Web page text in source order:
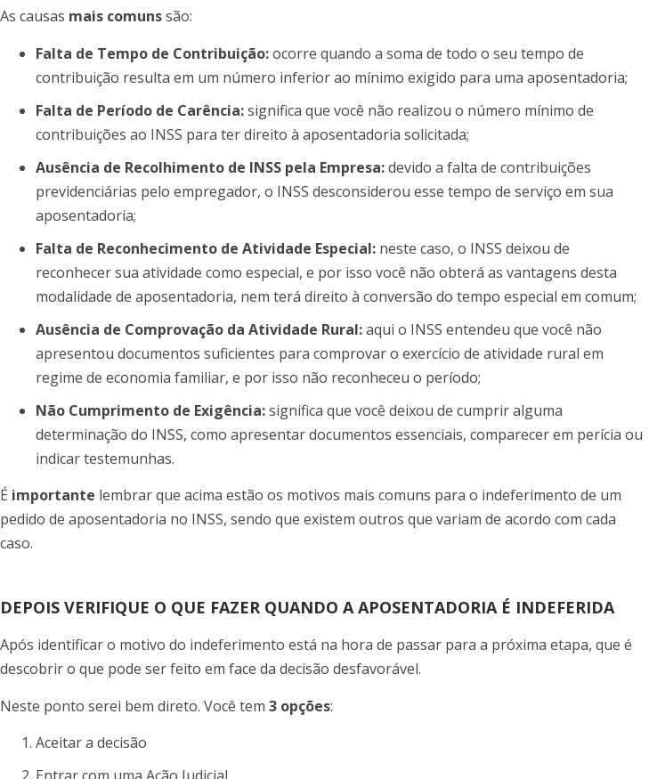
As causas mais comunssão:
Falta de Tempo de Contribuição:ocorre quando a soma de todo o seu tempo de
contribuição resulta em um número inferior ao mínimo exigido para uma aposentadoria;
Falta de Período de Carência:significa que você não realizou o número mínimo de
contribuições ao INSS para ter direito à aposentadoria solicitada;
Ausência de Recolhimento de INSS pela Empresa:devido a falta de contribuições
previdenciárias pelo empregador, o INSS desconsiderou esse tempo de serviço em sua
aposentadoria;
Falta de Reconhecimento de Atividade Especial: neste caso, o INSS deixou de
reconhecer sua atividade como especial, e por isso você não obterá as vantagens desta
modalidade de aposentadoria, nem terá direito à conversão do tempo especial em comum;
Ausência de Comprovação da Atividade Rural:aqui o INSS entendeu que você não
apresentou documentos suficientes para comprovar o exercício de atividade rural em
regime de economia familiar, e por isso não reconheceu o período;
Não Cumprimento de Exigência:significa que você deixou de cumprir alguma
determinação do INSS, como apresentar documentos essenciais, comparecer em perícia ou
indicar testemunhas.
É importante lembrar que acima estão os motivos mais comuns para o indeferimento de um
pedido de aposentadoria no INSS, sendo que existem outros que variam de acordo com cada
caso.
DEPOIS VERIFIQUE O QUE FAZER QUANDO A APOSENTADORIA É INDEFERIDA
Após identificar o motivo do indeferimento está na hora de passar para a próxima etapa, que é
descobrir o que pode ser feito em face da decisão desfavorável.
Neste ponto serei bem direto. Você tem 3 opções:
Aceitar a decisão